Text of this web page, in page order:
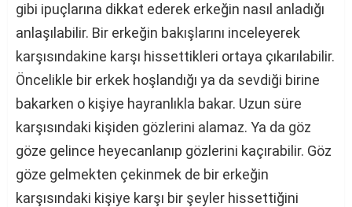
gibi ipuçlarına dikkat ederek erkeğin nasıl anladığı
anlaşılabilir. Bir erkeğin bakışlarını inceleyerek
karşısındakine karşı hissettikleri ortaya çıkarılabilir.
Öncelikle bir erkek hoşlandığı ya da sevdiği birine
bakarken o kişiye hayranlıkla bakar. Uzun süre
karşısındaki kişiden gözlerini alamaz. Ya da göz
göze gelince heyecanlanıp gözlerini kaçırabilir. Göz
göze gelmekten çekinmek de bir erkeğin
karşısındaki kişiye karşı bir şeyler hissettiğini